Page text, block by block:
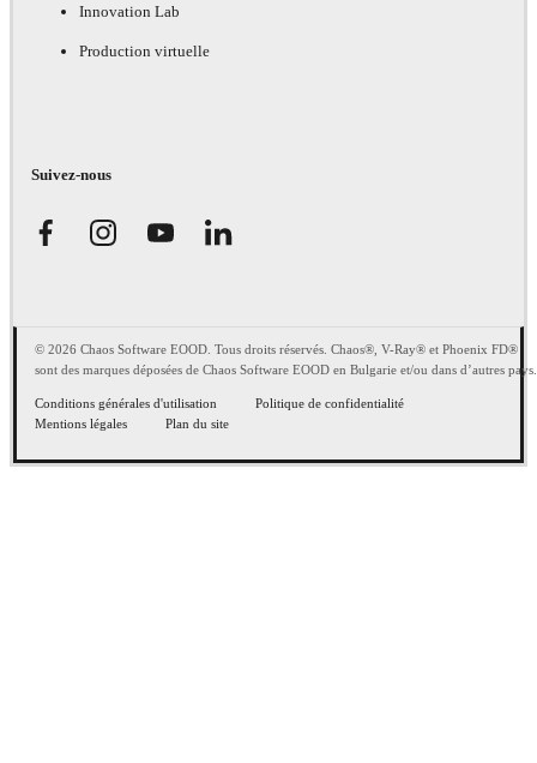
Innovation Lab
Production virtuelle
Suivez-nous
© 2026 Chaos Software EOOD. Tous droits réservés. Chaos®, V-Ray® et Phoenix FD®
sont des marques déposées de Chaos Software EOOD en Bulgarie et/ou dans d’autres pays.
Conditions générales d'utilisation
Politique de confidentialité
Mentions légales
Plan du site